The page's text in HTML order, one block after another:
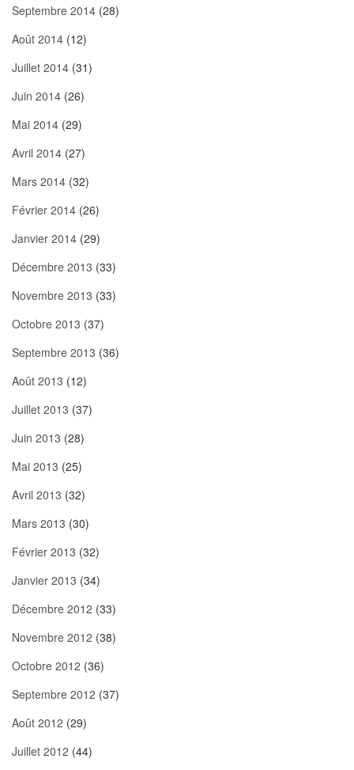
Septembre 2014 (28)
Août 2014 (12)
Juillet 2014 (31)
Juin 2014 (26)
Mai 2014 (29)
Avril 2014 (27)
Mars 2014 (32)
Février 2014 (26)
Janvier 2014 (29)
Décembre 2013 (33)
Novembre 2013 (33)
Octobre 2013 (37)
Septembre 2013 (36)
Août 2013 (12)
Juillet 2013 (37)
Juin 2013 (28)
Mai 2013 (25)
Avril 2013 (32)
Mars 2013 (30)
Février 2013 (32)
Janvier 2013 (34)
Décembre 2012 (33)
Novembre 2012 (38)
Octobre 2012 (36)
Septembre 2012 (37)
Août 2012 (29)
Juillet 2012 (44)